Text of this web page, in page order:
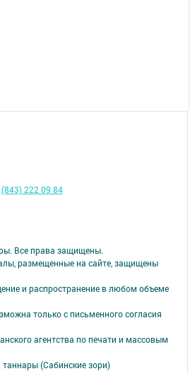
Все права защищены.
размещенные на сайте, защищены
и распространение в любом объеме
только с письменного согласия
агентства по печати и массовым
(Сабинские зори)
(843) 222 09 84